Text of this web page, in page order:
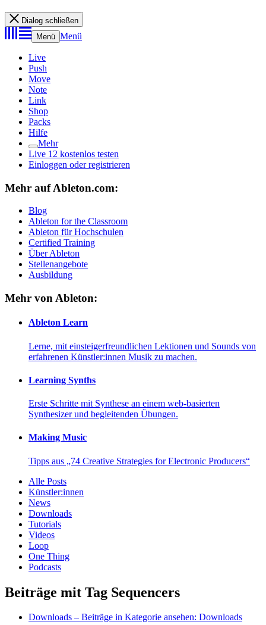
Dialog schließen
Menü Menü
Live
Push
Move
Note
Link
Shop
Packs
Hilfe
Mehr
Live 12 kostenlos testen
Einloggen oder registrieren
Mehr auf Ableton.com:
Blog
Ableton for the Classroom
Ableton für Hochschulen
Certified Training
Über Ableton
Stellenangebote
Ausbildung
Mehr von Ableton:
Ableton Learn
Lerne, mit einsteigerfreundlichen Lektionen und Sounds von
erfahrenen Künstler:innen Musik zu machen.
Learning Synths
Erste Schritte mit Synthese an einem web-basierten
Synthesizer und begleitenden Übungen.
Making Music
Tipps aus „74 Creative Strategies for Electronic Producers“
Alle Posts
Künstler:innen
News
Downloads
Tutorials
Videos
Loop
One Thing
Podcasts
Beiträge mit Tag Sequencers
Downloads – Beiträge in Kategorie ansehen: Downloads